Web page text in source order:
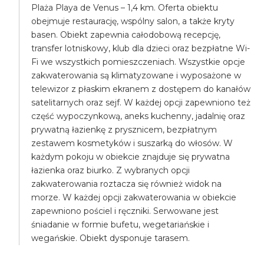
Plaża Playa de Venus – 1,4 km. Oferta obiektu
obejmuje restaurację, wspólny salon, a także kryty
basen. Obiekt zapewnia całodobową recepcję,
transfer lotniskowy, klub dla dzieci oraz bezpłatne Wi-
Fi we wszystkich pomieszczeniach. Wszystkie opcje
zakwaterowania są klimatyzowane i wyposażone w
telewizor z płaskim ekranem z dostępem do kanałów
satelitarnych oraz sejf. W każdej opcji zapewniono też
część wypoczynkową, aneks kuchenny, jadalnię oraz
prywatną łazienkę z prysznicem, bezpłatnym
zestawem kosmetyków i suszarką do włosów. W
każdym pokoju w obiekcie znajduje się prywatna
łazienka oraz biurko. Z wybranych opcji
zakwaterowania roztacza się również widok na
morze. W każdej opcji zakwaterowania w obiekcie
zapewniono pościel i ręczniki. Serwowane jest
śniadanie w formie bufetu, wegetariańskie i
wegańskie. Obiekt dysponuje tarasem.